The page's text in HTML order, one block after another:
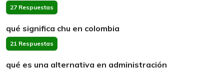
27 Respuestas
qué significa chu en colombia
21 Respuestas
qué es una alternativa en administración